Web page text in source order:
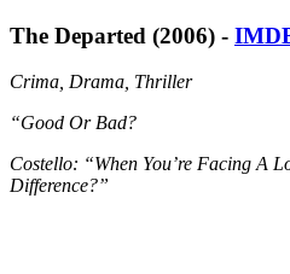
The Departed (2006) -
Crima, Drama, Thriller
“Good Or Bad?
Costello: “When You’re Facing A
Difference?”